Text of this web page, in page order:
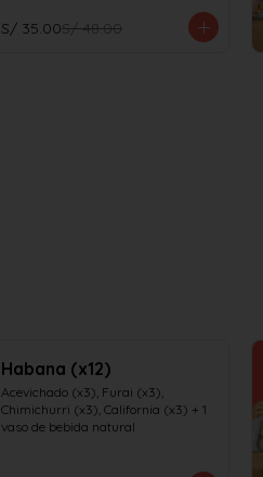
S/ 35.00S/ 48.00
Habana (x12)
Acevichado (x3), Furai (x3),
Chimichurri (x3), California (x3) + 1
vaso de bebida natural